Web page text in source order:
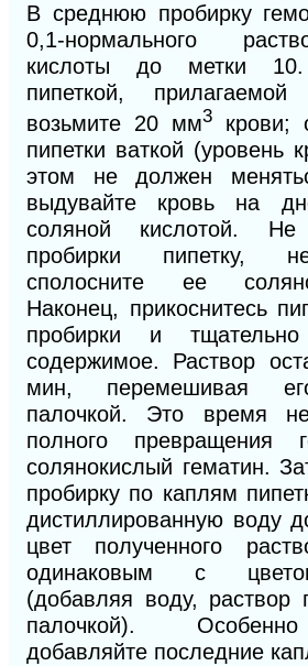
В среднюю пробирку
0,1-нормального
кислоты до метки 10.
пипеткой,
возьмите 20 мм3 крови;
пипетки ваткой (уровень
этом не должен
выдувайте кровь на
соляной кислотой.
пробирки пипетку,
сполосните ее
Наконец, прикоснитесь
пробирки и
содержимое. Раствор
мин, перемешивая
палочкой. Это время
полного превращения
солянокислый гематин.
пробирку по каплям
дистиллированную воду
цвет полученного
одинаковым с
(добавляя воду, раствор
палочкой).
добавляйте последние